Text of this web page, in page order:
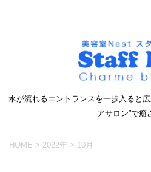
水が流れるエントランスを一歩入ると
アサロン”で癒
HOME > 2022年 > 10月